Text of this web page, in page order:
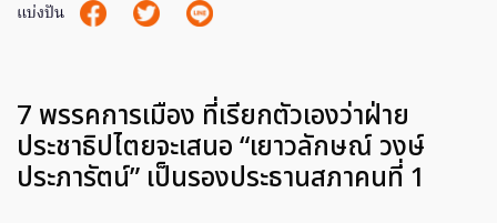
แบ่งปัน
7 พรรคการเมือง ที่เรียกตัวเองว่าฝ่าย
ประชาธิปไตยจะเสนอ “เยาวลักษณ์ วงษ์
ประภารัตน์” เป็นรองประธานสภาคนที่ 1